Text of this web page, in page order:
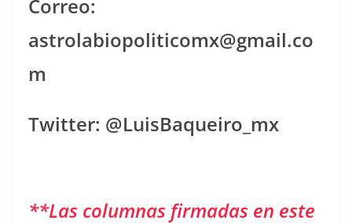
Correo:
astrolabiopoliticomx@gmail.co
m
Twitter: @LuisBaqueiro_mx
**Las columnas firmadas en este